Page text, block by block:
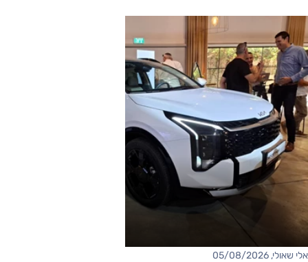
אלי שאולי, 05/08/2026